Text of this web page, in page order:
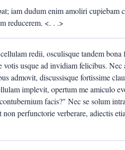
iam dudum enim amoliri cupiebam
reducerem. <. . .>
redii, osculisque tandem bona
usque ad invidiam felicibus. Nec
admovit, discussisque fortissime
implevit, opertum me amiculo
facis?" Nec se solum
perfunctorie verberare, adiectis